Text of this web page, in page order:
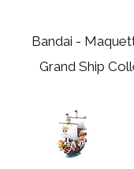
Bandai -
Grand Ship